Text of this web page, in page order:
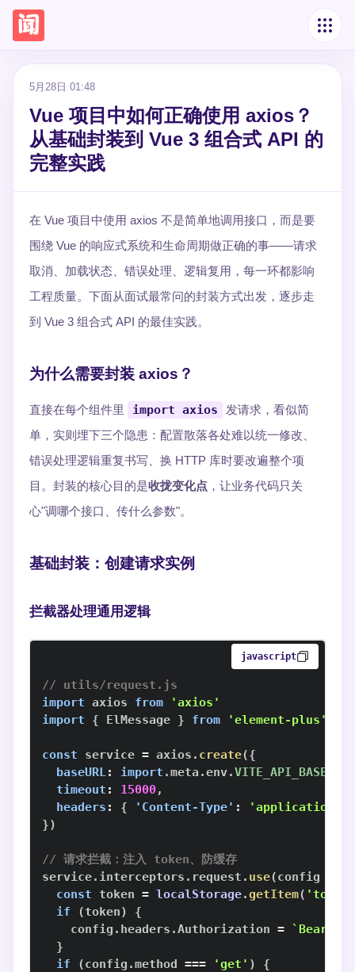
5月28日 01:48
Vue 项目中如何正确使用 axios？
从基础封装到 Vue 3 组合式 API 的
完整实践
在 Vue 项目中使用 axios 不是简单地调用接口，而是要
围绕 Vue 的响应式系统和生命周期做正确的事——请求
取消、加载状态、错误处理、逻辑复用，每一环都影响
工程质量。下面从面试最常问的封装方式出发，逐步走
到 Vue 3 组合式 API 的最佳实践。
为什么需要封装 axios？
直接在每个组件里 import axios
发请求，看似简
单，实则埋下三个隐患：配置散落各处难以统一修改、
错误处理逻辑重复书写、换 HTTP 库时要改遍整个项
目。封装的核心目的是收拢变化点 ，让业务代码只关
心"调哪个接口、传什么参数"。
基础封装：创建请求实例
拦截器处理通用逻辑
javascript
// utils/request.js
import axios from
'axios'
import
{ ElMessage } from 'element-plus'
const service = axios . create({
baseURL: import .meta .env.VITE_API_BASE_URL
timeout : 15000,
headers : { 'Content-Type' :
'application/
})
// 请求拦截：注入 token、防缓存
service. interceptors . request . use(config
const token = localStorage.getItem( 'token'
if
(token)
{
    config
. headers .Authorization = ` Bearer
}
if
(config .method === 'get' )
{